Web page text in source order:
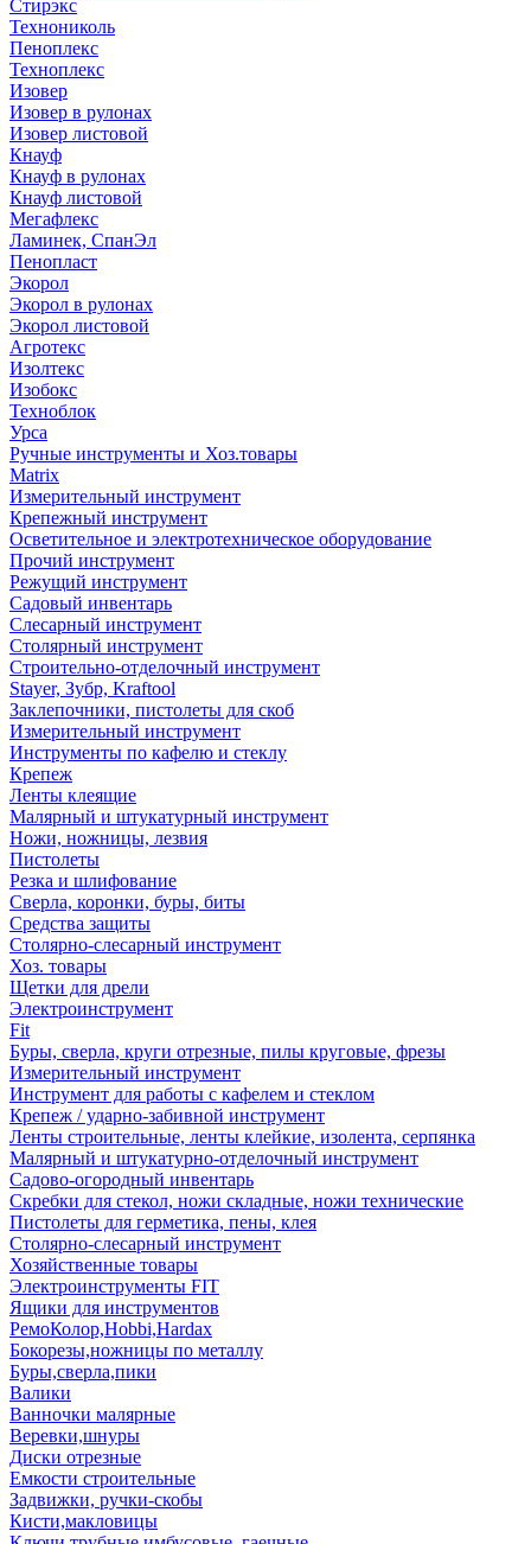
Стирэкс
Технониколь
Пеноплекс
Техноплекс
Изовер
Изовер в рулонах
Изовер листовой
Кнауф
Кнауф в рулонах
Кнауф листовой
Мегафлекс
Ламинек, СпанЭл
Пенопласт
Экорол
Экорол в рулонах
Экорол листовой
Агротекс
Изолтекс
Изобокс
Техноблок
Урса
Ручные инструменты и Хоз.товары
Matrix
Измерительный инструмент
Крепежный инструмент
Осветительное и электротехническое оборудование
Прочий инструмент
Режущий инструмент
Садовый инвентарь
Слесарный инструмент
Столярный инструмент
Строительно-отделочный инструмент
Stayer, Зубр, Kraftool
Заклепочники, пистолеты для скоб
Измерительный инструмент
Инструменты по кафелю и стеклу
Крепеж
Ленты клеящие
Малярный и штукатурный инструмент
Ножи, ножницы, лезвия
Пистолеты
Резка и шлифование
Сверла, коронки, буры, биты
Средства защиты
Столярно-слесарный инструмент
Хоз. товары
Щетки для дрели
Электроинструмент
Fit
Буры, сверла, круги отрезные, пилы круговые, фрезы
Измерительный инструмент
Инструмент для работы с кафелем и стеклом
Крепеж / ударно-забивной инструмент
Ленты строительные, ленты клейкие, изолента, серпянка
Малярный и штукатурно-отделочный инструмент
Садово-огородный инвентарь
Скребки для стекол, ножи складные, ножи технические
Пистолеты для герметика, пены, клея
Столярно-слесарный инструмент
Хозяйственные товары
Электроинструменты FIT
Ящики для инструментов
РемоКолор,Hobbi,Hardax
Бокорезы,ножницы по металлу
Буры,сверла,пики
Валики
Ванночки малярные
Веревки,шнуры
Диски отрезные
Емкости строительные
Задвижки, ручки-скобы
Кисти,макловицы